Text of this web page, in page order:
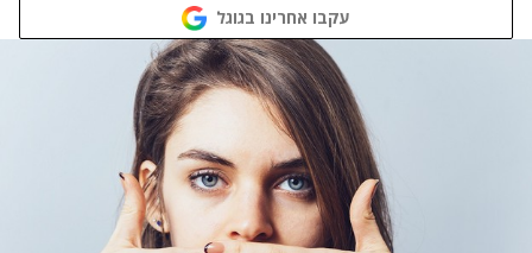
עקבו אחרינו בגוגל